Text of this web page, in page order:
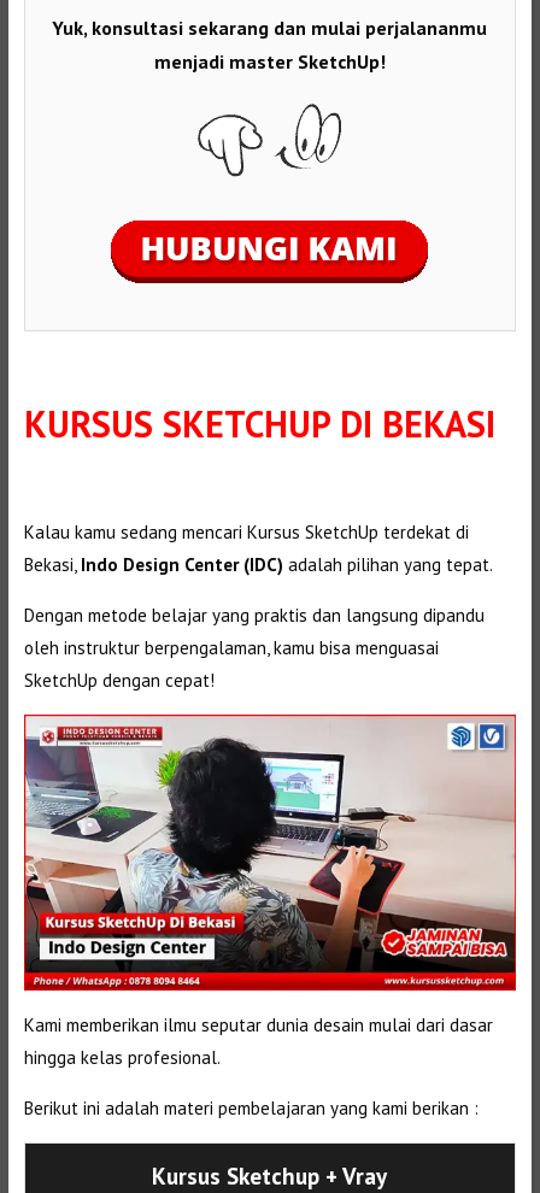
Yuk, konsultasi sekarang dan mulai perjalananmu
menjadi master SketchUp!
KURSUS SKETCHUP DI BEKASI
Kalau kamu sedang mencari Kursus SketchUp terdekat di
Bekasi, Indo Design Center (IDC) adalah pilihan yang tepat.
Dengan metode belajar yang praktis dan langsung dipandu
oleh instruktur berpengalaman, kamu bisa menguasai
SketchUp dengan cepat!
Kami memberikan ilmu seputar dunia desain mulai dari dasar
hingga kelas profesional.
Berikut ini adalah materi pembelajaran yang kami berikan :
Kursus Sketchup + Vray